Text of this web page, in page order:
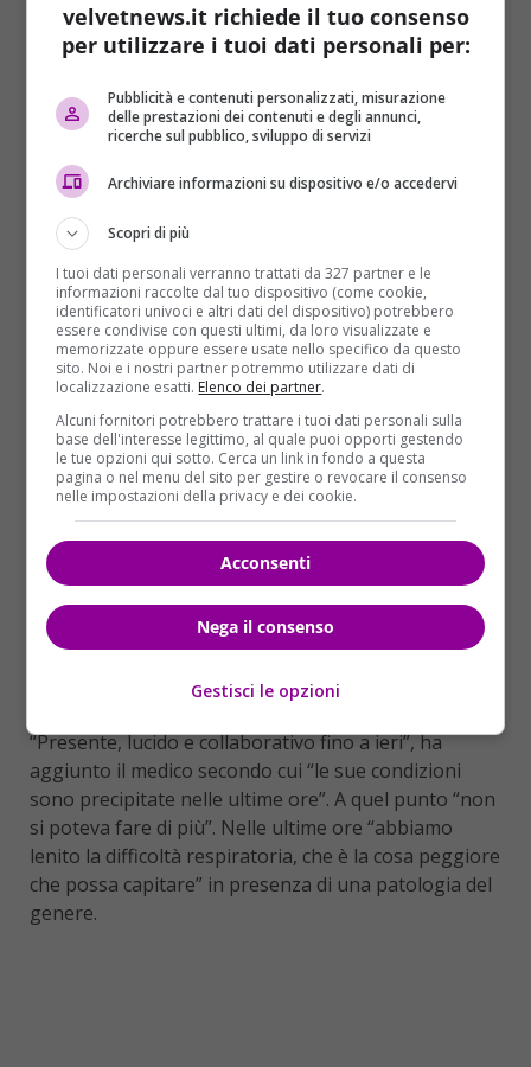
mai voluto dare uno spazio“, ha aggiunto.
Qualche commento controcorrente arriva anche
dalla stampa: Il Giornale ha titolato “Dario fu
sommario: “Fu repubblichino, fu amico degli estremisti e
fu tra i firmatari del manifesto controCalabresi. E poi
grillino. Ma ora tutti lo celebrano in pompa magna“.Fo è
morto per “un’insufficienza respiratoria causata da una
patologia polmonare di cui era sofferente da anni“, ha
spiegato ieri il suo medico curante,
Legnani, direttore del reparto di pneumatologia
dell’ospedale Sacco di Milano dove il drammaturgo
“Presente, lucido e collaborativo fino a ieri”, ha
aggiunto il medico secondo cui “le sue condizioni
sono precipitate nelle ultime ore”. A quel punto “non
si poteva fare di più”. Nelle ultime ore “abbiamo
lenito la difficoltà respiratoria, che è la cosa peggiore
che possa capitare” in presenza di una patologia del
genere.
velvetnews.it richiede il tuo consenso
per utilizzare i tuoi dati personali per:
Pubblicità e contenuti personalizzati, misurazione
delle prestazioni dei contenuti e degli annunci,
ricerche sul pubblico, sviluppo di servizi
Archiviare informazioni su dispositivo e/o accedervi
Scopri di più
I tuoi dati personali verranno trattati da 327 partner e le
informazioni raccolte dal tuo dispositivo (come cookie,
identificatori univoci e altri dati del dispositivo) potrebbero
essere condivise con questi ultimi, da loro visualizzate e
memorizzate oppure essere usate nello specifico da questo
sito. Noi e i nostri partner potremmo utilizzare dati di
localizzazione esatti. Elenco dei partner.
Alcuni fornitori potrebbero trattare i tuoi dati personali sulla
base dell'interesse legittimo, al quale puoi opporti gestendo
le tue opzioni qui sotto. Cerca un link in fondo a questa
pagina o nel menu del sito per gestire o revocare il consenso
nelle impostazioni della privacy e dei cookie.
Acconsenti
Nega il consenso
Gestisci le opzioni